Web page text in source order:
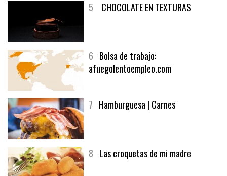
5 CHOCOLATE EN TEXTURAS
6 Bolsa de trabajo:
afuegolentoempleo.com
7 Hamburguesa | Carnes
8 Las croquetas de mi madre